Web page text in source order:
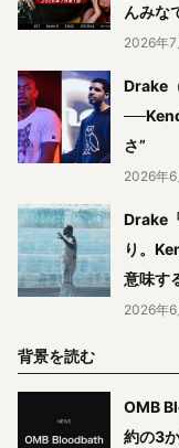
んみな
2026年7
Drake
さ”
2026年6
Drake
り。
意味す
2026年6
背景を読む
OMB
約の3